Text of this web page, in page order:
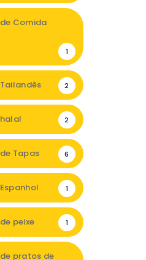
Comida
1
2
2
Tapas 6
1
peixe 1
pratos de